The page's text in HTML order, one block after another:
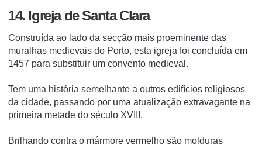
14. Igreja de Santa Clara
Construída ao lado da secção mais proeminente das
muralhas medievais do Porto, esta igreja foi concluída em
1457 para substituir um convento medieval.
Tem uma história semelhante a outros edifícios religiosos
da cidade, passando por uma atualização extravagante na
primeira metade do século XVIII.
Brilhando contra o mármore vermelho são molduras